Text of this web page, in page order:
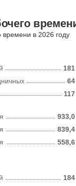
в 2026 году
181
117
64
933,0
839,4
558,6
184